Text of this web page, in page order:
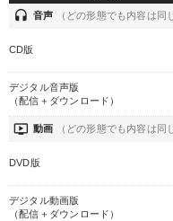
headset 音声 （どの形態でも内容は同
CD版
デジタル音声版
（配信＋ダウンロード）
ondemand_video 動画 （どの形態でも内容は同
DVD版
デジタル動画版
（配信＋ダウンロード）